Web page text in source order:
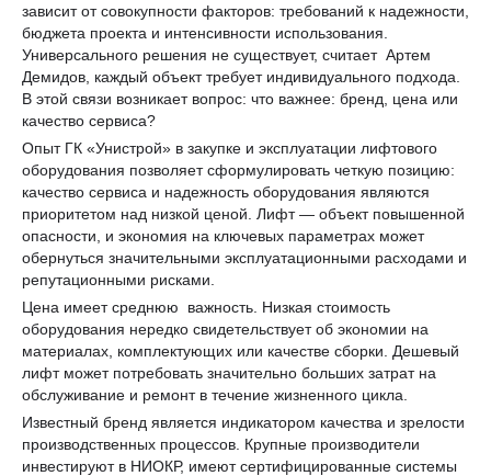
зависит от совокупности факторов: требований к надежности,
бюджета проекта и интенсивности использования.
Универсального решения не существует, считает Артем
Демидов, каждый объект требует индивидуального подхода.
В этой связи возникает вопрос: что важнее: бренд, цена или
качество сервиса?
Опыт ГК «Унистрой» в закупке и эксплуатации лифтового
оборудования позволяет сформулировать четкую позицию:
качество сервиса и надежность оборудования являются
приоритетом над низкой ценой. Лифт — объект повышенной
опасности, и экономия на ключевых параметрах может
обернуться значительными эксплуатационными расходами и
репутационными рисками.
Цена имеет среднюю важность. Низкая стоимость
оборудования нередко свидетельствует об экономии на
материалах, комплектующих или качестве сборки. Дешевый
лифт может потребовать значительно больших затрат на
обслуживание и ремонт в течение жизненного цикла.
Известный бренд является индикатором качества и зрелости
производственных процессов. Крупные производители
инвестируют в НИОКР, имеют сертифицированные системы